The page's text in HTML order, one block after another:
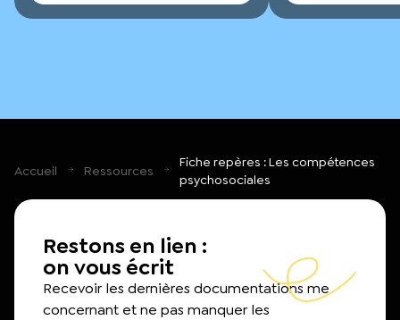
Accueil Ressources
Fiche repères : Les compétences
psychosociales
Restons en lien :
on vous écrit
Recevoir les dernières documentations me
concernant et ne pas manquer les